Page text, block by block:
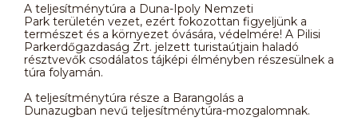
A teljesítménytúra a Duna-Ipoly Nemzeti
Park területén vezet, ezért fokozottan figyeljünk a
természet és a környezet óvására, védelmére! A Pilisi
Parkerdőgazdaság Zrt. jelzett turistaútjain haladó
résztvevők csodálatos tájképi élményben részesülnek a
túra folyamán.
A teljesítménytúra része a Barangolás a
Dunazugban nevű teljesítménytúra-mozgalomnak.